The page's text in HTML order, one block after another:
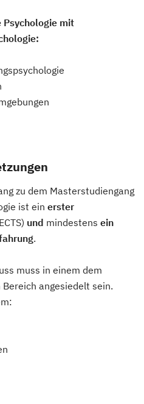
Psychologie mit
zu dem Masterstudiengang
ist ein erster
und mindestens ein
.
muss in einem dem
angesiedelt sein.